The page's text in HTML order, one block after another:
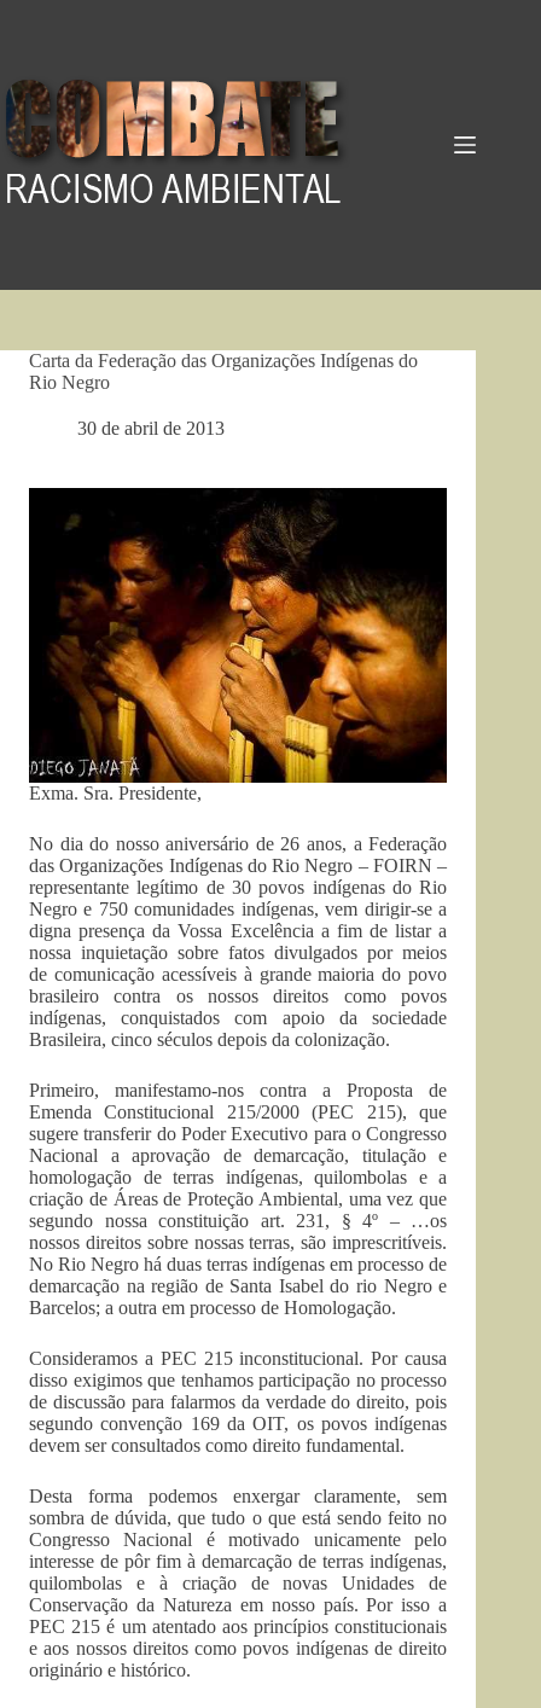
Carta da Federação das Organizações Indígenas do
Rio Negro
30 de abril de 2013
Exma. Sra. Presidente,
No dia do nosso aniversário de 26 anos, a Federação
das Organizações Indígenas do Rio Negro – FOIRN –
representante legítimo de 30 povos indígenas do Rio
Negro e 750 comunidades indígenas, vem dirigir-se a
digna presença da Vossa Excelência a fim de listar a
nossa inquietação sobre fatos divulgados por meios
de comunicação acessíveis à grande maioria do povo
brasileiro contra os nossos direitos como povos
indígenas, conquistados com apoio da sociedade
Brasileira, cinco séculos depois da colonização.
Primeiro, manifestamo-nos contra a Proposta de
Emenda Constitucional 215/2000 (PEC 215), que
sugere transferir do Poder Executivo para o Congresso
Nacional a aprovação de demarcação, titulação e
homologação de terras indígenas, quilombolas e a
criação de Áreas de Proteção Ambiental, uma vez que
segundo nossa constituição art. 231, § 4º – …os
nossos direitos sobre nossas terras, são imprescritíveis.
No Rio Negro há duas terras indígenas em processo de
demarcação na região de Santa Isabel do rio Negro e
Barcelos; a outra em processo de Homologação.
Consideramos a PEC 215 inconstitucional. Por causa
disso exigimos que tenhamos participação no processo
de discussão para falarmos da verdade do direito, pois
segundo convenção 169 da OIT, os povos indígenas
devem ser consultados como direito fundamental.
Desta forma podemos enxergar claramente, sem
sombra de dúvida, que tudo o que está sendo feito no
Congresso Nacional é motivado unicamente pelo
interesse de pôr fim à demarcação de terras indígenas,
quilombolas e à criação de novas Unidades de
Conservação da Natureza em nosso país. Por isso a
PEC 215 é um atentado aos princípios constitucionais
e aos nossos direitos como povos indígenas de direito
originário e histórico.